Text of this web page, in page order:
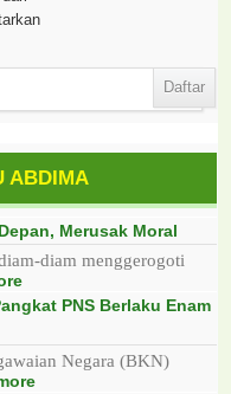
ABDIMA
Merusak Moral
diam menggerogoti
PNS Berlaku Enam
Negara (BKN)